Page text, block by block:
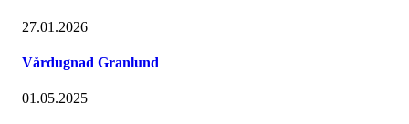
27.01.2026
Vårdugnad Granlund
01.05.2025